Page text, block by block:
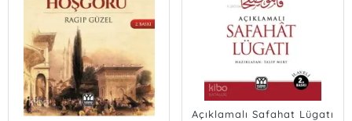
Açıklamalı Safahat Lügatı